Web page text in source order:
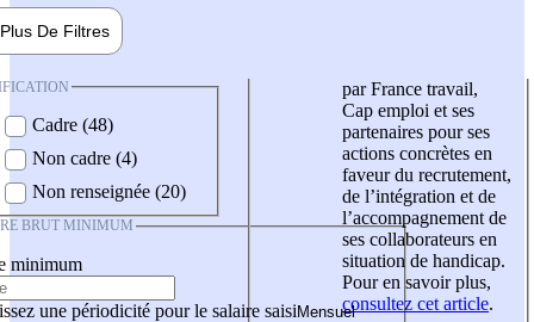
Plus De Filtres
Cadre (48)
Non cadre (4)
Non renseignée (20)
BRUT MINIMUM
minimum
une périodicité pour le salaire saisi
par France travail,
Cap emploi et ses
partenaires pour ses
actions concrètes en
faveur du recrutement,
de l’intégration et de
l’accompagnement de
ses collaborateurs en
situation de handicap.
Pour en savoir plus,
consultez cet article.